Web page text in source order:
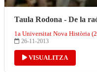
Taula Rodona - De la
1a Universitat Nova Història
26-11-2013
VISUALITZA